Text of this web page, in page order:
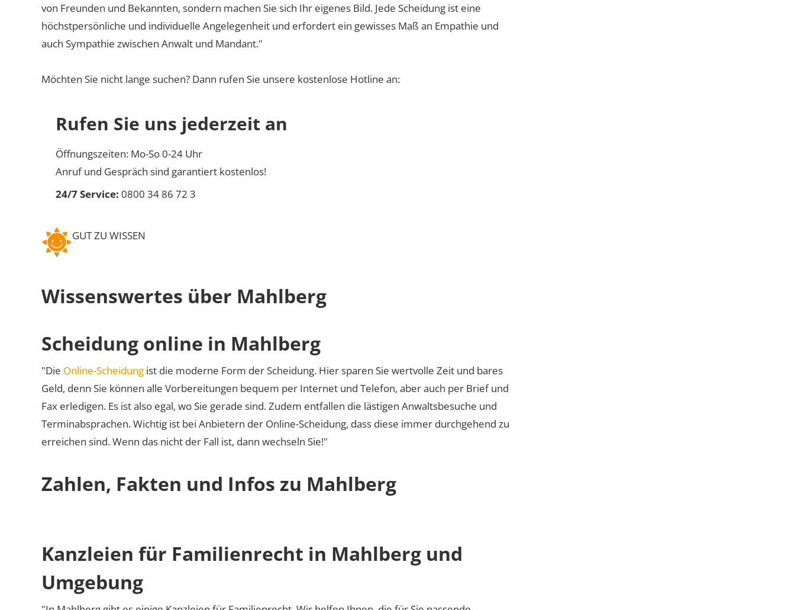
von Freunden und Bekannten, sondern machen Sie sich Ihr eigenes Bild. Jede Scheidung ist eine
höchstpersönliche und individuelle Angelegenheit und erfordert ein gewisses Maß an Empathie und
auch Sympathie zwischen Anwalt und Mandant."
Möchten Sie nicht lange suchen? Dann rufen Sie unsere kostenlose Hotline an:
Rufen Sie uns jederzeit an
Öffnungszeiten: Mo-So 0-24 Uhr
Anruf und Gespräch sind garantiert kostenlos!
24/7 Service: 0800 34 86 72 3
GUT ZU WISSEN
Wissenswertes über Mahlberg
Scheidung online in Mahlberg
"Die Online-Scheidung ist die moderne Form der Scheidung. Hier sparen Sie wertvolle Zeit und bares
Geld, denn Sie können alle Vorbereitungen bequem per Internet und Telefon, aber auch per Brief und
Fax erledigen. Es ist also egal, wo Sie gerade sind. Zudem entfallen die lästigen Anwaltsbesuche und
Terminabsprachen. Wichtig ist bei Anbietern der Online-Scheidung, dass diese immer durchgehend zu
erreichen sind. Wenn das nicht der Fall ist, dann wechseln Sie!"
Zahlen, Fakten und Infos zu Mahlberg
Kanzleien für Familienrecht in Mahlberg und
Umgebung